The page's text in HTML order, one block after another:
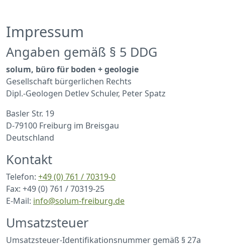
Impressum
Angaben gemäß § 5 DDG
solum, büro für boden + geologie
Gesellschaft bürgerlichen Rechts
Dipl.-Geologen Detlev Schuler, Peter Spatz
Basler Str. 19
D-79100 Freiburg im Breisgau
Deutschland
Kontakt
Telefon: +49 (0) 761 / 70319-0
Fax: +49 (0) 761 / 70319-25
E-Mail: info@solum-freiburg.de
Umsatzsteuer
Umsatzsteuer-Identifikationsnummer gemäß § 27a